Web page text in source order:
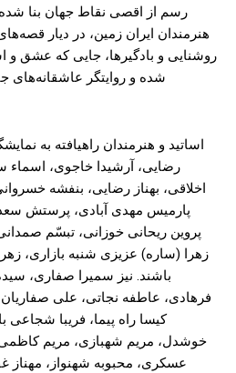
رسم از اقصی نقاط جهان بنا
هنرمندان ایران زمین، در دیار
روشنایی و بادگیرها، جایی که عشق و
شده و روایتگر عاشقانه‌های
اساتید و هنرمندان راهیافته به
رضایی، آرشیدا خاجوی، اسماء
اخلاقی، بهناز رضایی، بنفشه
پارمیس مهدی آبادی، پرستش
پروین ریحانی خوزانی، تبسّم
زهرا (ساره) عزیزی شنبه بازاری،
باشند. نیز سمیرا صفاری،
فرهادی، عاطفه نجاتی، علی
كيسا راه پيما، فریبا شجاعی
خوشدل، مریم شهبازی، مریم
عسکری، محبوبه شهنواز، مهناز